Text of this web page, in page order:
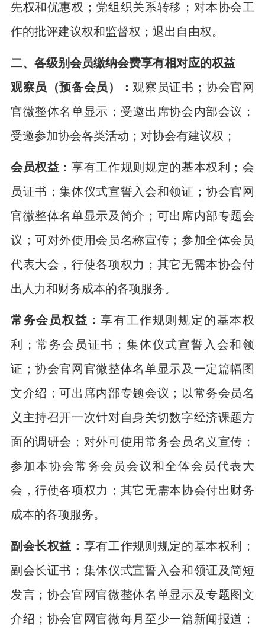
先权和优惠权；党组织关系转移；对本协会工
作的批评建议权和监督权；退出自由权。
二、各级别会员缴纳会费享有相对应的权益
观察员（预备会员）： 观察员证书；协会官网
官微整体名单显示；受邀出席协会内部会议；
受邀参加协会各类活动；对协会有建议权；
会员权益：享有工作规则规定的基本权利；会
员证书；集体仪式宣誓入会和领证；协会官网
官微整体名单显示及简介；可出席内部专题会
议；可对外使用会员名称宣传；参加全体会员
代表大会，行使各项权力；其它无需本协会付
出人力和财务成本的各项服务。
常务会员权益：享有工作规则规定的基本权
利；常务会员证书；集体仪式宣誓入会和领
证；协会官网官微整体名单显示及一定篇幅图
文介绍；可出席内部专题会议；以常务会员名
义主持召开一次针对自身关切数字经济课题方
面的调研会；对外可使用常务会员名义宣传；
参加本协会常务会员会议和全体会员代表大
会，行使各项权力；其它无需本协会付出财务
成本的各项服务。
副会长权益： 享有工作规则规定的基本权利；
副会长证书；集体仪式宣誓入会和领证及简短
发言；协会官网官微整体名单显示及专题图文
介绍；协会官网官微每月至少一篇新闻报道；